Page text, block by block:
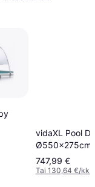
vidaXL Pool
Ø550x275cm
747,99 €
Tai 130,64 €/kk.